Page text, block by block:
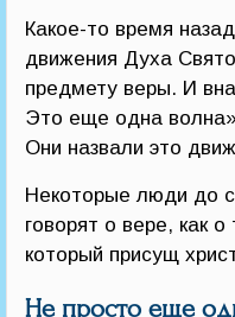
Какое-то время
движения Духа
предмету веры. И
Это еще одна
Они назвали это
Некоторые люди до
говорят о вере, как
который присущ
Не просто еще